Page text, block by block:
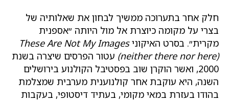
חלק אחר בתערוכה ממשיך לבחון את שאלותיה של
בצרי על מקומה כיוצרת אל מול היותה ״אספנית
מקרית״. בסרט האיקוניThese Are Not My Images
(neither there nor here) עטור הפרסים שיצרה בשנת
2000, ואשר הוקרן שוב בפסטיבל הקולנוע בירושלים
השנה, היא עוקבת אחר קולנוענית מערבית שמצלמת
בהודו בעזרת במאי מקומי, בעתיד דיסטופי, בעקבות